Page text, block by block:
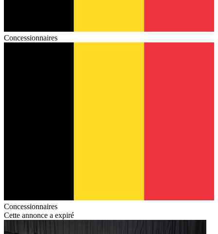
Concessionnaires
Concessionnaires
Cette annonce a expiré